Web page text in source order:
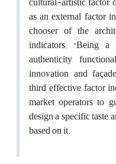
as an external factor
chooser of the
indicators; “Being
authenticity,
innovation, and
third effective factor
market operators to
design a specific taste
based on it.